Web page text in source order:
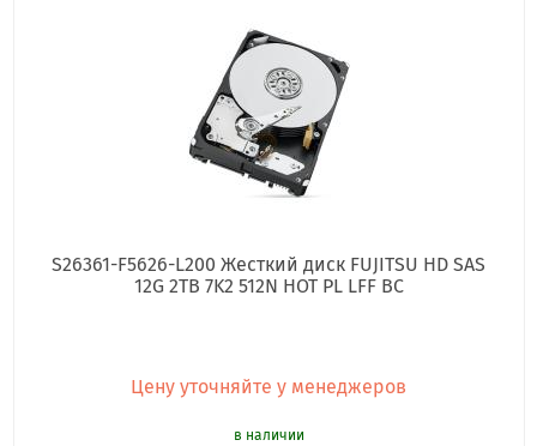
S26361-F5626-L200 Жесткий диск FUJITSU HD SAS
12G 2TB 7K2 512N HOT PL LFF BC
Цену уточняйте у менеджеров
в наличии